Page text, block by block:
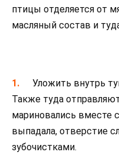
птицы отделяется от
масляный состав и
Уложить внутрь
Также туда
мариновались вместе
выпадала, отверстие
зубочистками.